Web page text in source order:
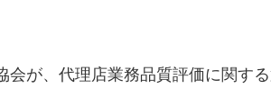
会が、代理店業務品質評価に関す